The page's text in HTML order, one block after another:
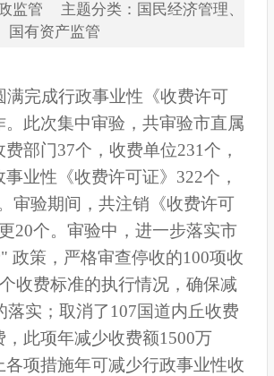
监管 主题分类：国民经济管理、
国有资产监管
完成行政事业性《收费许可
。此次集中审验，共审验市直属
部门37个，收费单位231个，
业性《收费许可证》322个，
审验期间，共注销《收费许可
20个。审验中，进一步落实市
政策，严格审查停收的100项收
收费标准的执行情况，确保减
落实；取消了107国道内丘收费
，此项年减少收费额1500万
各项措施年可减少行政事业性收